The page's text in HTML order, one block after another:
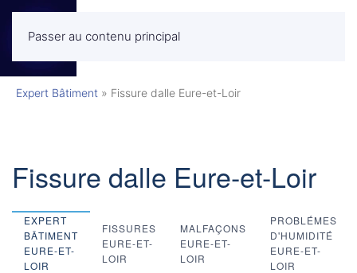
Passer au contenu principalMENU
Expert Bâtiment » Fissure dalle Eure-et-Loir
Fissure dalle Eure-et-Loir
EXPERT
BÂTIMENT
EURE-ET-
LOIR
FISSURES
EURE-ET-
LOIR
MALFAÇONS
EURE-ET-
LOIR
PROBLÉMES
D'HUMIDITÉ
EURE-ET-
LOIR